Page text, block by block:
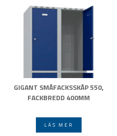
GIGANT SMÅFACKSSKÅP 550,
FACKBREDD 400MM
LÄS MER